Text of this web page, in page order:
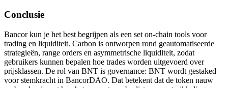
Conclusie
Bancor kun je het best begrijpen als een set on-chain tools voor
trading en liquiditeit. Carbon is ontworpen rond geautomatiseerde
strategieën, range orders en asymmetrische liquiditeit, zodat
gebruikers kunnen bepalen hoe trades worden uitgevoerd over
prijsklassen. De rol van BNT is governance: BNT wordt gestaked
voor stemkracht in BancorDAO. Dat betekent dat de token nauw